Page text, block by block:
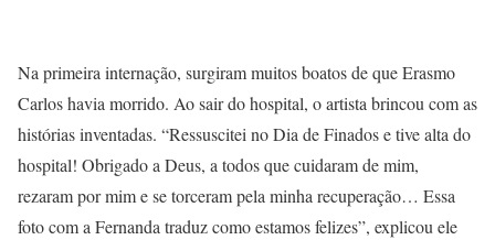
Na primeira internação, surgiram muitos boatos de que Erasmo
Carlos havia morrido. Ao sair do hospital, o artista brincou com as
histórias inventadas. “Ressuscitei no Dia de Finados e tive alta do
hospital! Obrigado a Deus, a todos que cuidaram de mim,
rezaram por mim e se torceram pela minha recuperação… Essa
foto com a Fernanda traduz como estamos felizes”, explicou ele